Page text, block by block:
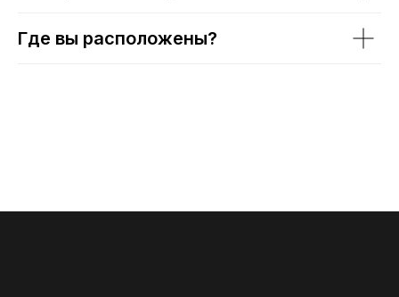
Где вы расположены?